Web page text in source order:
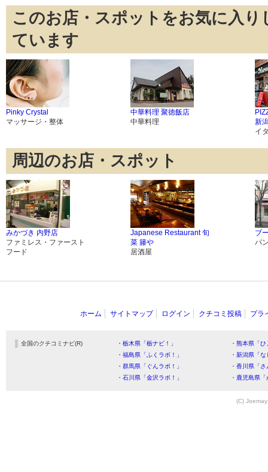
このお店・スポットをお気に入
ています
Pinky Crystal
マッサージ・整体
中華料理 聚徳飯店
中華料理
新
イ
周辺のお店・スポット
みかづき 内野店
ファミレス・ファースト
フード
Japanese Restaurant 旬
菜 籐や
居酒屋
ブ
パ
ホーム サイトマップ ログイン クチコミ投稿 プラ
全国のクチコミナビ(R) ・栃木県「栃ナビ！」
・熊本県「
・福島県「ふくラボ！」
・新潟県「
・群馬県「ぐんラボ！」
・香川県「
・石川県「金沢ラボ！」
・鹿児島県
(C)